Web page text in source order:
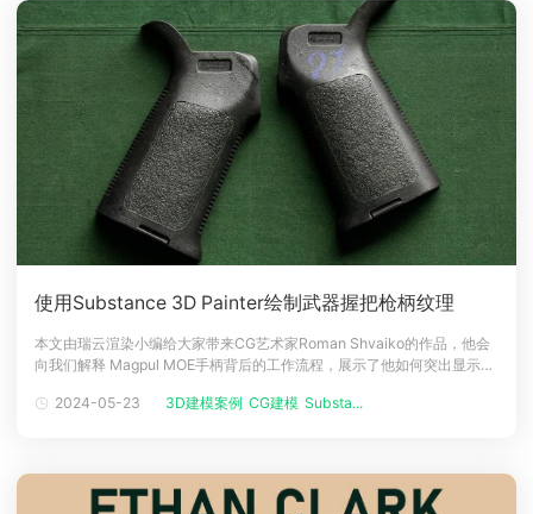
使用Substance 3D Painter绘制武器握把枪柄纹理
本文由瑞云渲染小编给大家带来CG艺术家Roman Shvaiko的作品，他会
向我们解释 Magpul MOE手柄背后的工作流程，展示了他如何突出显示黑
自基辅的 24 岁 3D 艺术家。早在 2018 年，当我决定在基辅的ARTCLUB
2024-05-23 3D建模案例 CG建模 Substa...